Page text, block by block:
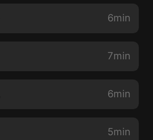
6min
7min
6min
5min